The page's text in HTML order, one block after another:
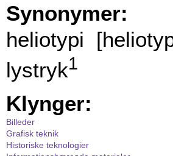
Synonymer:
heliotypi
lystryk1
Klynger:
Billeder
Grafisk teknik
Historiske teknologier